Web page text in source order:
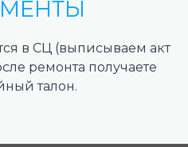
в СЦ (выписываем акт
ремонта получаете
талон.